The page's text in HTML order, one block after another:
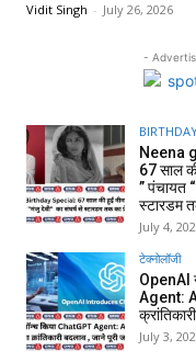
Vidit Singh - July 26, 2026
-
Neena
67 साल
” पंचायत
स्टारडम
July 4,
टेक्नोलॉजी
OpenAI
Agent:
July 3,